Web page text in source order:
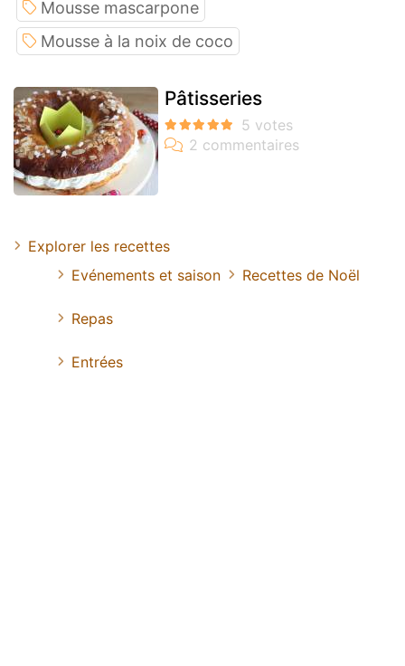
Mousse mascarpone
Mousse à la noix de coco
Pâtisseries
Explorer les recettes
Evénements et saison
Recettes de Noël
Repas
Entrées